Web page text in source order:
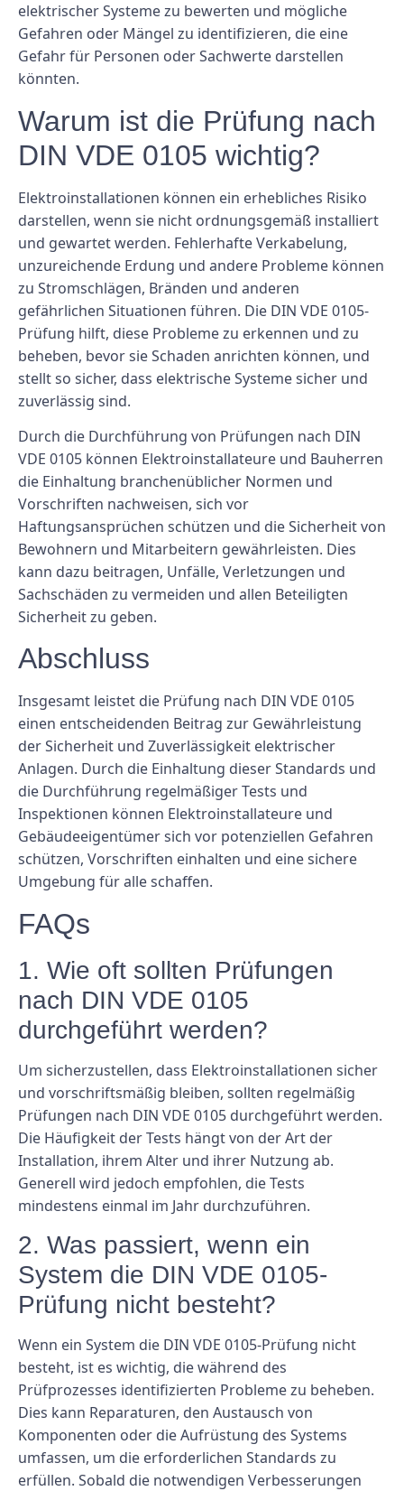
elektrischer Systeme zu bewerten und mögliche
Gefahren oder Mängel zu identifizieren, die eine
Gefahr für Personen oder Sachwerte darstellen
könnten.
Warum ist die Prüfung nach
DIN VDE 0105 wichtig?
Elektroinstallationen können ein erhebliches Risiko
darstellen, wenn sie nicht ordnungsgemäß installiert
und gewartet werden. Fehlerhafte Verkabelung,
unzureichende Erdung und andere Probleme können
zu Stromschlägen, Bränden und anderen
gefährlichen Situationen führen. Die DIN VDE 0105-
Prüfung hilft, diese Probleme zu erkennen und zu
beheben, bevor sie Schaden anrichten können, und
stellt so sicher, dass elektrische Systeme sicher und
zuverlässig sind.
Durch die Durchführung von Prüfungen nach DIN
VDE 0105 können Elektroinstallateure und Bauherren
die Einhaltung branchenüblicher Normen und
Vorschriften nachweisen, sich vor
Haftungsansprüchen schützen und die Sicherheit von
Bewohnern und Mitarbeitern gewährleisten. Dies
kann dazu beitragen, Unfälle, Verletzungen und
Sachschäden zu vermeiden und allen Beteiligten
Sicherheit zu geben.
Abschluss
Insgesamt leistet die Prüfung nach DIN VDE 0105
einen entscheidenden Beitrag zur Gewährleistung
der Sicherheit und Zuverlässigkeit elektrischer
Anlagen. Durch die Einhaltung dieser Standards und
die Durchführung regelmäßiger Tests und
Inspektionen können Elektroinstallateure und
Gebäudeeigentümer sich vor potenziellen Gefahren
schützen, Vorschriften einhalten und eine sichere
Umgebung für alle schaffen.
FAQs
1. Wie oft sollten Prüfungen
nach DIN VDE 0105
durchgeführt werden?
Um sicherzustellen, dass Elektroinstallationen sicher
und vorschriftsmäßig bleiben, sollten regelmäßig
Prüfungen nach DIN VDE 0105 durchgeführt werden.
Die Häufigkeit der Tests hängt von der Art der
Installation, ihrem Alter und ihrer Nutzung ab.
Generell wird jedoch empfohlen, die Tests
mindestens einmal im Jahr durchzuführen.
2. Was passiert, wenn ein
System die DIN VDE 0105-
Prüfung nicht besteht?
Wenn ein System die DIN VDE 0105-Prüfung nicht
besteht, ist es wichtig, die während des
Prüfprozesses identifizierten Probleme zu beheben.
Dies kann Reparaturen, den Austausch von
Komponenten oder die Aufrüstung des Systems
umfassen, um die erforderlichen Standards zu
erfüllen. Sobald die notwendigen Verbesserungen